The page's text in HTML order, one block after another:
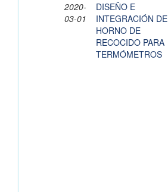
2020-
03-01
DISEÑO E
INTEGRACIÓN DE
HORNO DE
RECOCIDO PARA
TERMÓMETROS